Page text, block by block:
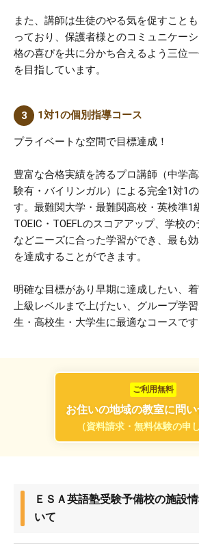
また、講師は生徒のやる気を促すこと
っており、保護者様とのコミュニケー
格の喜びを共に分かち合えるよう三位
を目指しています。
1対1の個別指導コース
プライベートな空間で目標達成！
豊富な合格実績を誇るプロ講師（中学
験有・バイリンガル）による完全1対1
す。最難関大学・最難関高校・英検準1
TOEIC・TOEFLのスコアアップ、学校
などニーズに合った学習ができ、最も
を達成することができます。
明確な目標があり早期に達成したい、
上級レベルまで上げたい、グループ学
生・高校生・大学生に最適なコースです
ご利用無料
お住いの地域の教室に問
（資料請求・無料体験の申
ＥＳＡ英語塾受験予備校の施設
いて